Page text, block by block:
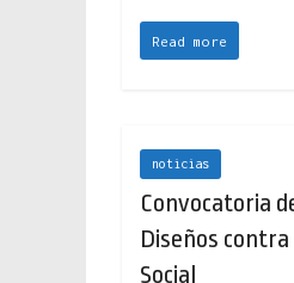
Read more
noticias
Convocatoria
Diseños
Social